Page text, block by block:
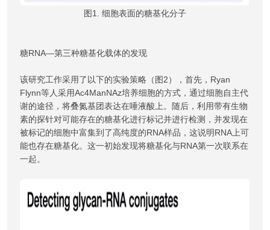
图1. 细胞表面的糖基化分子
糖RNA—第三种糖基化载体的发现
该研究工作采用了以下的实验策略（图2），首先，Ryan
Flynn等人采用Ac4ManNAz培养细胞的方式，通过细胞自主代
谢的途径，将叠氮基团表达在唾液酸上。随后，利用带有生物
素的探针对可能存在的糖基化进行标记并进行检测，并发现在
被标记的细胞中富集到了高纯度的RNA样品，这说明RNA上可
能也存在糖基化。这一初始发现将糖基化与RNA第一次联系在
一起。